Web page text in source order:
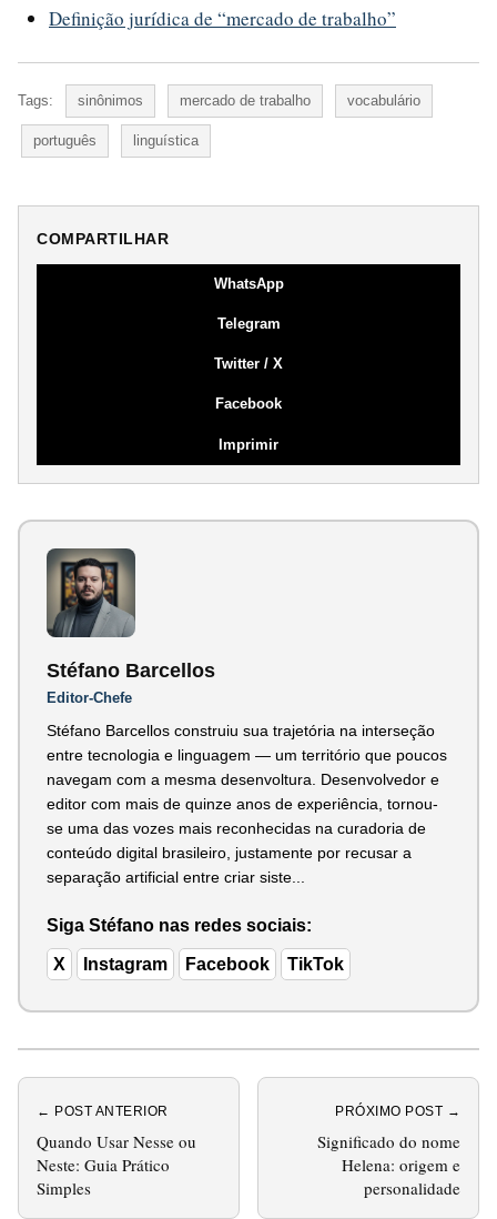
Definição jurídica de “mercado de trabalho”
Tags: sinônimos mercado de trabalho vocabulário
português linguística
COMPARTILHAR
WhatsApp
Telegram
Twitter / X
Facebook
Imprimir
Stéfano Barcellos
Editor-Chefe
Stéfano Barcellos construiu sua trajetória na interseção
entre tecnologia e linguagem — um território que poucos
navegam com a mesma desenvoltura. Desenvolvedor e
editor com mais de quinze anos de experiência, tornou-
se uma das vozes mais reconhecidas na curadoria de
conteúdo digital brasileiro, justamente por recusar a
separação artificial entre criar siste...
Siga Stéfano nas redes sociais:
X Instagram Facebook TikTok
← POST ANTERIOR
Quando Usar Nesse ou
Neste: Guia Prático
Simples
PRÓXIMO POST →
Significado do nome
Helena: origem e
personalidade